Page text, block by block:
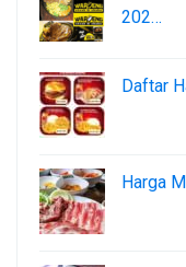
202…
Daftar
Harga